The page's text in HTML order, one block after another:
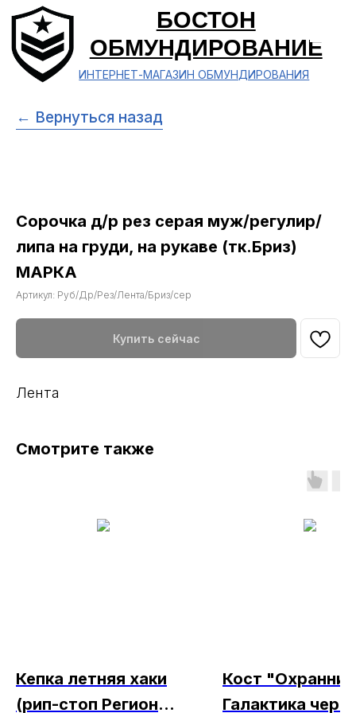
БОСТОН
ОБМУНДИРОВАНИЕ
ИНТЕРНЕТ-МАГАЗИН ОБМУНДИРОВАНИЯ
← Вернуться назад
Сорочка д/р рез серая муж/регулир/
липа на груди, на рукаве (тк.Бриз)
МАРКА
Артикул: Руб/Др/Рез/Лента/Бриз/сер
Купить сейчас
Лента
Смотрите также
Кепка летняя хаки
(рип-стоп Регион
Кост
Галактика